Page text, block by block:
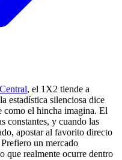
, el 1X2 tiende a
estadística silenciosa dice
como el hincha imagina. El
constantes, y cuando las
apostar al favorito directo
un mercado
que realmente ocurre dentro